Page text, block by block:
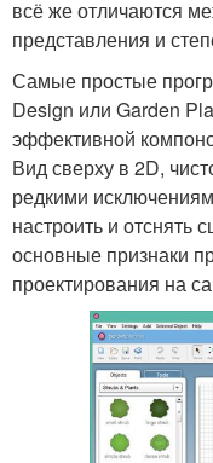
всё же отличаются
представления и
Самые простые
Design или Garden
эффективной
Вид сверху в 2D,
редкими
настроить и отснять
основные признаки
проектирования на